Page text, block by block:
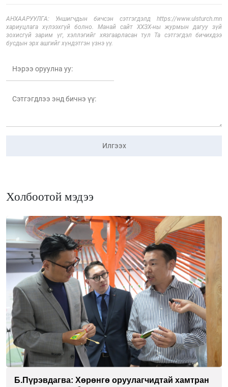
АНХААРУУЛГА: Уншигчдын бичсэн сэтгэгдэлд https://www.ulsturch.mn
хариуцлага хүлээхгүй болно. Манай сайт ХХЗХ-ны журмын дагуу зүй
зохисгүй зарим үг, хэллэгийг хязгаарласан тул Та сэтгэгдэл бичихдээ
бусдын эрх ашгийг хүндэтгэн үзнэ үү.
Илгээх
Холбоотой мэдээ
Б.Пүрэвдагва: Хөрөнгө оруулагчидтай хамтран